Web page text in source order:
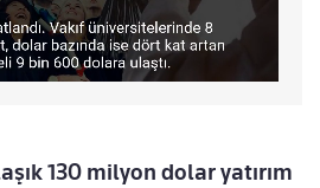
130 milyon dolar yatırım